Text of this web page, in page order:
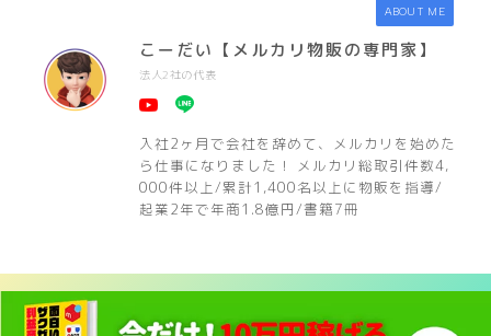
ABOUT ME
こーだい【メルカリ物販の専門家】
法人2社の代表
入社2ヶ月で会社を辞めて、メルカリを始めた
ら仕事になりました！ メルカリ総取引件数4,
000件以上/累計1,400名以上に物販を指導/
起業2年で年商1.8億円/書籍7冊
HOME ＞ プレ値速報！